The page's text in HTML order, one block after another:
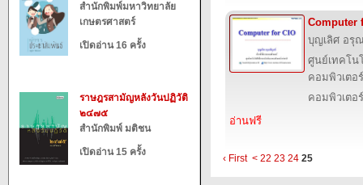
สำนักพิมพ์มหาวิทยาลัย
เกษตรศาสตร์
เปิดอ่าน 16 ครั้ง
ราษฎรสามัญหลังวันปฏิวัติ
๒๔๗๕
สำนักพิมพ์ มติชน
เปิดอ่าน 15 ครั้ง
Computer
บุญเลิศ อรุ
ศูนย์เทคโน
คอมพิวเตอ
คอมพิวเตอร์
อ่านฟรี
‹ First < 22 23 24 25